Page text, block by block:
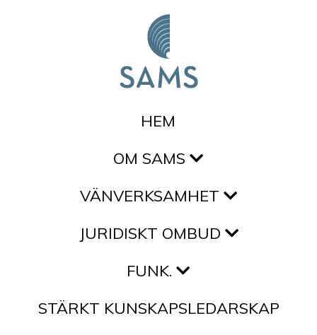
HEM
OM SAMS
VÄNVERKSAMHET
JURIDISKT OMBUD
FUNK.
STÄRKT KUNSKAPSLEDARSKAP